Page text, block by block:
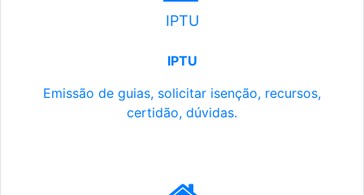
IPTU
IPTU
Emissão de guias, solicitar isenção, recursos,
certidão, dúvidas.